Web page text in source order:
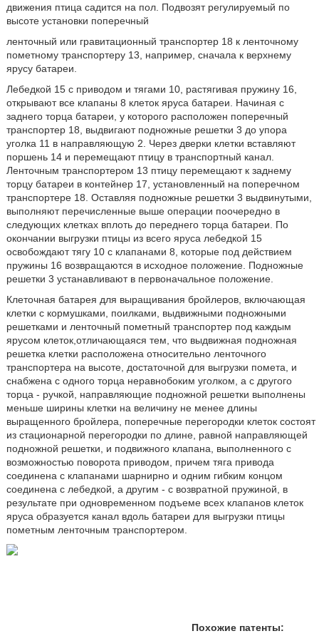
движения птица садится на пол. Подвозят регулируемый по
высоте установки поперечный
ленточный или гравитационный транспортер 18 к ленточному
пометному транспортеру 13, например, сначала к верхнему
ярусу батареи.
Лебедкой 15 с приводом и тягами 10, растягивая пружину 16,
открывают все клапаны 8 клеток яруса батареи. Начиная с
заднего торца батареи, у которого расположен поперечный
транспортер 18, выдвигают подножные решетки 3 до упора
уголка 11 в направляющую 2. Через дверки клетки вставляют
поршень 14 и перемещают птицу в транспортный канал.
Ленточным транспортером 13 птицу перемещают к заднему
торцу батареи в контейнер 17, установленный на поперечном
транспортере 18. Оставляя подножные решетки 3 выдвинутыми,
выполняют перечисленные выше операции поочередно в
следующих клетках вплоть до переднего торца батареи. По
окончании выгрузки птицы из всего яруса лебедкой 15
освобождают тягу 10 с клапанами 8, которые под действием
пружины 16 возвращаются в исходное положение. Подножные
решетки 3 устанавливают в первоначальное положение.
Клеточная батарея для выращивания бройлеров, включающая
клетки с кормушками, поилками, выдвижными подножными
решетками и ленточный пометный транспортер под каждым
ярусом клеток, отличающаяся тем, что выдвижная подножная
решетка клетки расположена относительно ленточного
транспортера на высоте, достаточной для выгрузки помета, и
снабжена с одного торца неравнобоким уголком, а с другого
торца - ручкой, направляющие подножной решетки выполнены
меньше ширины клетки на величину не менее длины
выращенного бройлера, поперечные перегородки клеток состоят
из стационарной перегородки по длине, равной направляющей
подножной решетки, и подвижного клапана, выполненного с
возможностью поворота приводом, причем тяга привода
соединена с клапанами шарнирно и одним гибким концом
соединена с лебедкой, а другим - с возвратной пружиной, в
результате при одновременном подъеме всех клапанов клеток
яруса образуется канал вдоль батареи для выгрузки птицы
пометным ленточным транспортером.
Похожие патенты: